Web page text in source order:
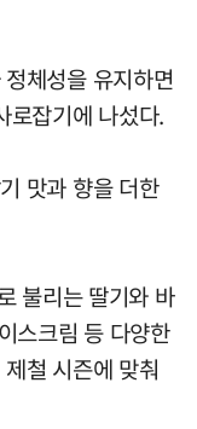
체성을 유지하면
로잡기에 나섰다.
맛과 향을 더한
불리는 딸기와 바
스크림 등 다양한
철 시즌에 맞춰